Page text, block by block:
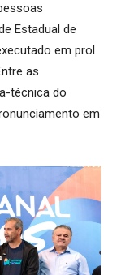
Estadual de
em prol
as
técnica do
em